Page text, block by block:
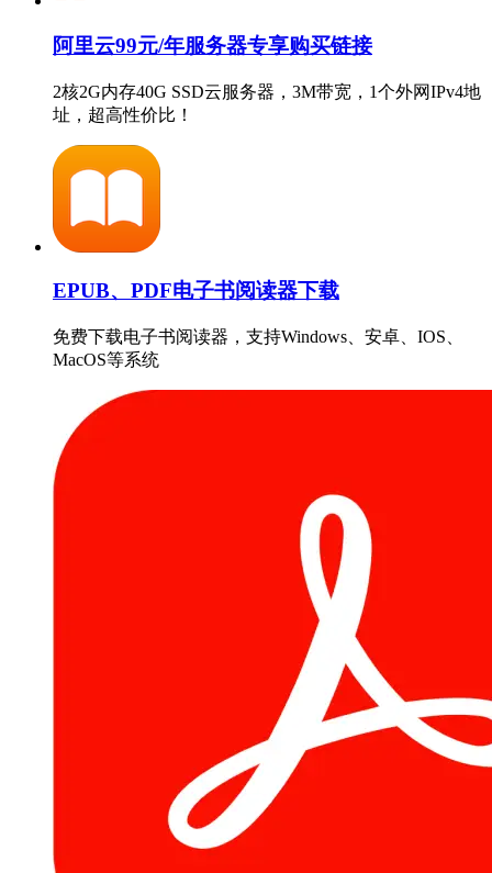
阿里云99元/年服务器专享购买链接
2核2G内存40G SSD云服务器，3M带宽，1个外网IPv4地
址，超高性价比！
EPUB、PDF电子书阅读器下载
免费下载电子书阅读器，支持Windows、安卓、IOS、
MacOS等系统